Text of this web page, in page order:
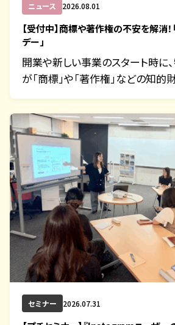
ニュース 2026.08.01
【受付中】商標や著作権の不安を解消
デー」
開業や新しい事業のスタート時に
が「商標」や「著作権」などの知的
セミナー 2026.07.31